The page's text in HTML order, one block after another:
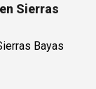
Sierras